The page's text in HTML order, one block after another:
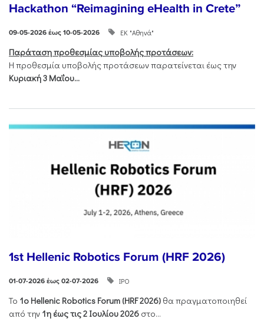
Hackathon “Reimagining eHealth in Crete”
09-05-2026 έως 10-05-2026 ΕΚ "Αθηνά"
Παράταση προθεσμίας υποβολής προτάσεων:
Η προθεσμία υποβολής προτάσεων παρατείνεται έως την
Κυριακή 3 Μαΐου...
1st Hellenic Robotics Forum (HRF 2026)
01-07-2026 έως 02-07-2026 ΙΡΟ
Το 1ο Hellenic Robotics Forum (HRF2026) θα πραγματοποιηθεί
από την 1η έως τις 2 Ιουλίου 2026 στο...